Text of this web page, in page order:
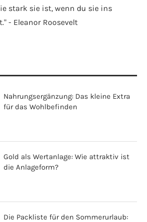
stark sie ist, wenn du sie ins
- Eleanor Roosevelt
Nahrungsergänzung: Das kleine Extra
für das Wohlbefinden
Gold als Wertanlage: Wie attraktiv ist
die Anlageform?
Die Packliste für den Sommerurlaub: